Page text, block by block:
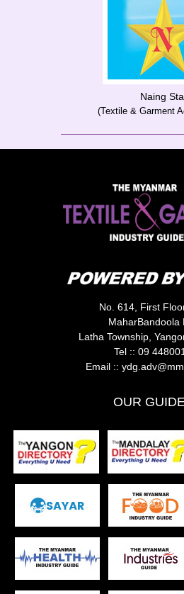
Naing
(Textile & Garment
No. 614, First
MaharBandoola
Latha Township,
Tel :: 09
Email ::
OUR